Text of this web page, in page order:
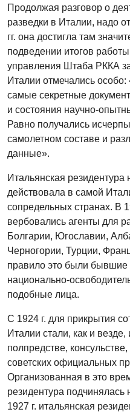
Продолжая разговор о
разведки в Италии, надо
гг. она достигла там
подведении итогов
управления Штаба РККА
Италии отмечались
самые секретные
и состояния научно-
Равно получались
самолетном составе и
данные».
Итальянская резидентура
действовала в самой
сопредельных странах. В
вербовались агенты для
Болгарии, Югославии,
Черногории, Турции,
правило это были бывшие
национально-
подобные лица.
С 1924 г. для прикрытия
Италии стали, как и
полпредстве,
советских официальных
Организованная в это
резидентура подчинялась
1927 г. итальянская